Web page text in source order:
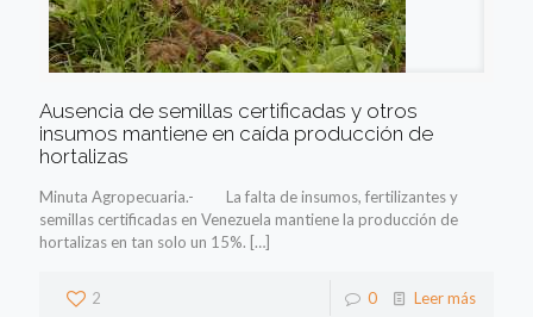
Ausencia de semillas certificadas y otros
insumos mantiene en caída producción de
hortalizas
Minuta Agropecuaria.- La falta de insumos, fertilizantes y
semillas certificadas en Venezuela mantiene la producción de
hortalizas en tan solo un 15%. […]
2 0 Leer más